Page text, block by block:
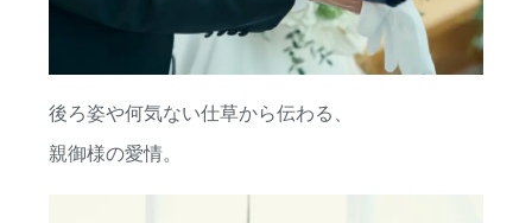
後ろ姿や何気ない仕草から伝わる、
親御様の愛情。